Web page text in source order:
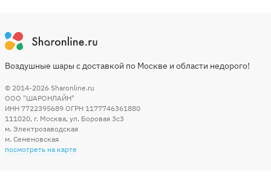
Воздушные шары с доставкой по Москве и области недорого!
© 2014-2026 Sharonline.ru
ООО "ШАРОНЛАЙН"
ИНН 7722395689 ОГРН 1177746361880
111020, г. Москва, ул. Боровая 3c3
м. Электрозаводская
м. Семеновская
посмотреть на карте